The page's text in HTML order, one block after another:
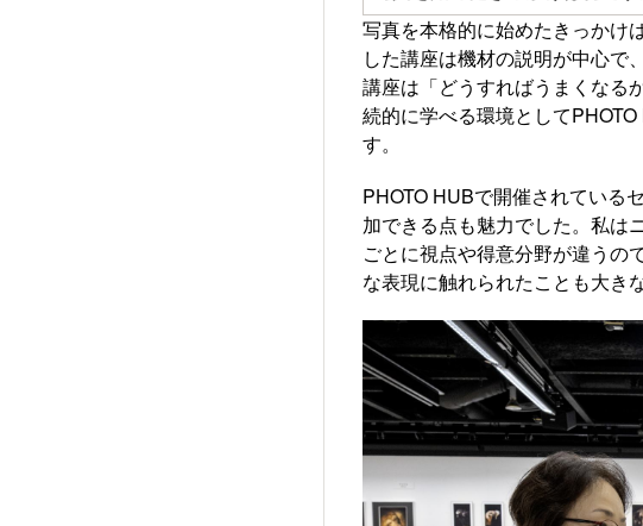
写真を本格的に始めたきっかけ
した講座は機材の説明が中心で
講座は「どうすればうまくなる
続的に学べる環境として
す。
PHOTO HUBで開催されている
加できる点も魅力でした。私は
ごとに視点や得意分野が違うの
な表現に触れられたことも大き